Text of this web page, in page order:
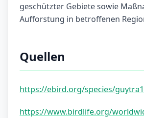
geschützter Gebiete sowie
Aufforstung in betroffenen
Quellen
https://ebird.org/species/guytra1
https://www.birdlife.org/